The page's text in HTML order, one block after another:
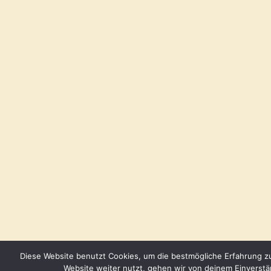
Diese Website benutzt Cookies, um die bestmögliche Erfahrung
Website weiter nutzt, gehen wir von deinem